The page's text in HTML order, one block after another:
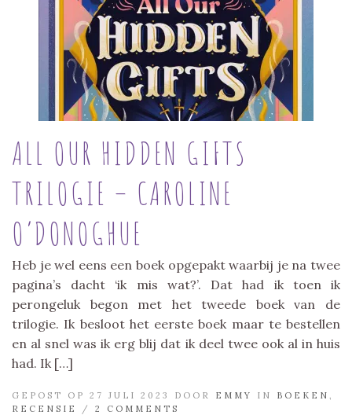
ALL OUR HIDDEN GIFTS
TRILOGIE – CAROLINE
O’DONOGHUE
Heb je wel eens een boek opgepakt waarbij je na twee
pagina’s dacht ‘ik mis wat?’. Dat had ik toen ik
perongeluk begon met het tweede boek van de
trilogie. Ik besloot het eerste boek maar te bestellen
en al snel was ik erg blij dat ik deel twee ook al in huis
had. Ik […]
GEPOST OP 27 JULI 2023 DOOR EMMY IN BOEKEN
RECENSIE
/ 2 COMMENTS